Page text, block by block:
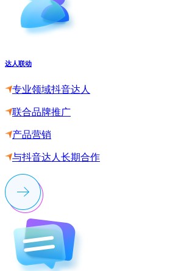
达人联动
专业领域抖音达人
联合品牌推广
产品营销
与抖音达人长期合作